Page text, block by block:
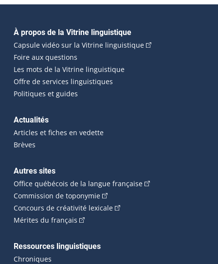
Navigation principale
À propos de la Vitrine linguistique
Capsule vidéo sur la Vitrine linguistique(Cet hyperlien
Foire aux questions
Les mots de la Vitrine linguistique
Offre de services linguistiques
Politiques et guides
Actualités
Articles et fiches en vedette
Brèves
Autres sites
Office québécois de la langue française(Cet hyperlien
Commission de toponymie(Cet hyperlien externe s'ouvrira
Concours de créativité lexicale(Cet hyperlien externe
Mérites du français (Cet hyperlien externe s'ouvrira dans une
Ressources linguistiques
Chroniques